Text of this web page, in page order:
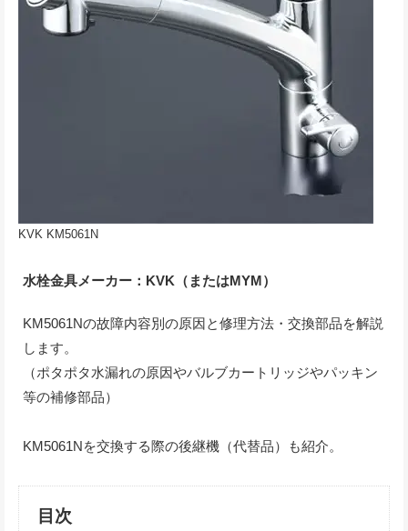
KVK KM5061N
水栓金具メーカー：KVK（またはMYM）
KM5061Nの故障内容別の原因と修理方法・交換部品を解説
します。
（ポタポタ水漏れの原因やバルブカートリッジやパッキン
等の補修部品）
KM5061Nを交換する際の後継機（代替品）も紹介。
目次